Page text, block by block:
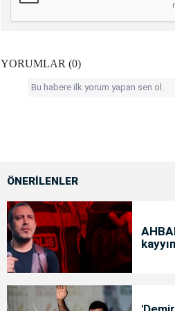
YORUMLAR (0)
Bu habere ilk yorum yapan sen ol.
ÖNERİLENLER